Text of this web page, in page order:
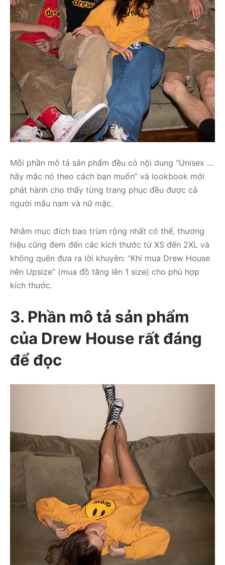
Mỗi phần mô tả sản phẩm đều có nội dung “Unisex …
hãy mặc nó theo cách bạn muốn” và lookbook mới
phát hành cho thấy từng trang phục đều được cả
người mẫu nam và nữ mặc.
Nhằm mục đích bao trùm rộng nhất có thể, thương
hiệu cũng đem đến các kích thước từ XS đến 2XL và
không quên đưa ra lời khuyên: “Khi mua Drew House
nên Upsize” (mua đồ tăng lên 1 size) cho phù hợp
kích thước.
3. Phần mô tả sản phẩm
của Drew House rất đáng
để đọc